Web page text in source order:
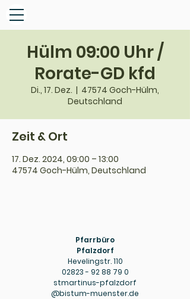
Hülm 09:00 Uhr /
Rorate-GD kfd
Di., 17. Dez.
  |
47574 Goch-Hülm,
Deutschland
Zeit & Ort
17. Dez. 2024, 09:00 – 13:00
47574 Goch-Hülm, Deutschland
Pfarrbüro
Pfalzdorf
Hevelingstr. 110
02823 - 92 88 79 0
stmartinus-pfalzdorf
@bistum-muenster.de